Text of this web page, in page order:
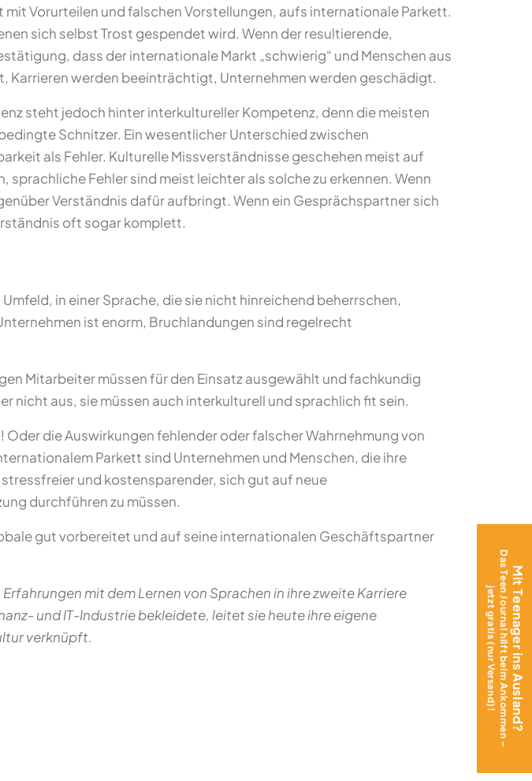
Vorurteilen und falschen Vorstellungen, aufs internationale Parkett.
sich selbst Trost gespendet wird. Wenn der resultierende,
dass der internationale Markt „schwierig“ und Menschen aus
Karrieren werden beeinträchtigt, Unternehmen werden geschädigt.
steht jedoch hinter interkultureller Kompetenz, denn die meisten
Schnitzer. Ein wesentlicher Unterschied zwischen
als Fehler. Kulturelle Missverständnisse geschehen meist auf
Fehler sind meist leichter als solche zu erkennen. Wenn
Verständnis dafür aufbringt. Wenn ein Gesprächspartner sich
oft sogar komplett.
in einer Sprache, die sie nicht hinreichend beherrschen,
ist enorm, Bruchlandungen sind regelrecht
Mitarbeiter müssen für den Einsatz ausgewählt und fachkundig
nicht aus, sie müssen auch interkulturell und sprachlich fit sein.
die Auswirkungen fehlender oder falscher Wahrnehmung von
Parkett sind Unternehmen und Menschen, die ihre
und kostensparender, sich gut auf neue
durchführen zu müssen.
gut vorbereitet und auf seine internationalen Geschäftspartner
mit dem Lernen von Sprachen in ihre zweite Karriere
und IT-Industrie bekleidete, leitet sie heute ihre eigene
verknüpft.
Mit Teenager ins Ausland?
Das Teen Journal hilft beim Ankommen –
jetzt gratis (nur Versand)!